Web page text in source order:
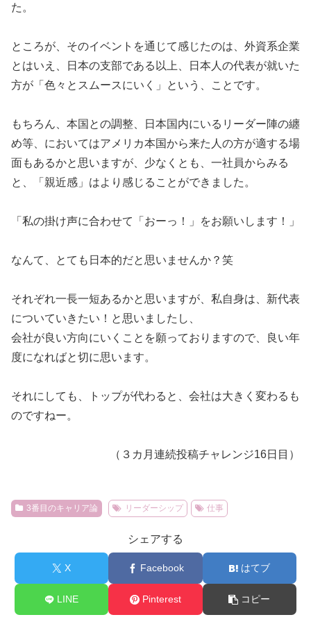
た。
ところが、そのイベントを通じて感じたのは、外資系企業
とはいえ、日本の支部である以上、日本人の代表が就いた
方が「色々とスムースにいく」という、ことです。
もちろん、本国との調整、日本国内にいるリーダー陣の纏
め等、においてはアメリカ本国から来た人の方が適する場
面もあるかと思いますが、少なくとも、一社員からみる
と、「親近感」はより感じることができました。
「私の掛け声に合わせて「おーっ！」をお願いします！」
なんて、とても日本的だと思いませんか？笑
それぞれ一長一短あるかと思いますが、私自身は、新代表
についていきたい！と思いましたし、
会社が良い方向にいくことを願っておりますので、良い年
度になればと切に思います。
それにしても、トップが代わると、会社は大きく変わるも
のですねー。
（３カ月連続投稿チャレンジ16日目）
3番目のキャリア論 リーダーシップ 仕事
シェアする
X Facebook はてブ
LINE Pinterest コピー